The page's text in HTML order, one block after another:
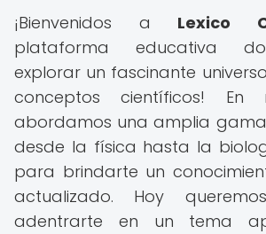
¡Bienvenidos a Lexico
plataforma educativa
explorar un fascinante
conceptos científicos! En
abordamos una amplia gama
desde la física hasta la
para brindarte un
actualizado. Hoy
adentrarte en un tema